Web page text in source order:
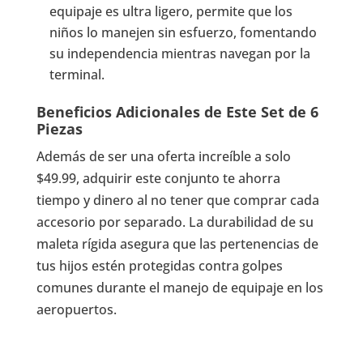
equipaje es ultra ligero, permite que los
niños lo manejen sin esfuerzo, fomentando
su independencia mientras navegan por la
terminal.
Beneficios Adicionales de Este Set de 6
Piezas
Además de ser una oferta increíble a solo
$49.99, adquirir este conjunto te ahorra
tiempo y dinero al no tener que comprar cada
accesorio por separado. La durabilidad de su
maleta rígida asegura que las pertenencias de
tus hijos estén protegidas contra golpes
comunes durante el manejo de equipaje en los
aeropuertos.